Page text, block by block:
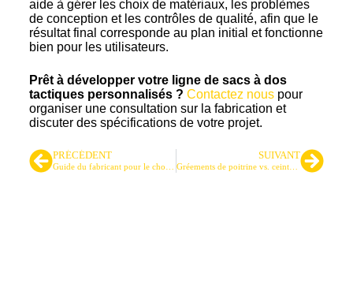
aide à gérer les choix de matériaux, les problèmes
de conception et les contrôles de qualité, afin que le
résultat final corresponde au plan initial et fonctionne
bien pour les utilisateurs.
Prêt à développer votre ligne de sacs à dos
tactiques personnalisés ? Contactez nouspour
organiser une consultation sur la fabrication et
discuter des spécifications de votre projet.
PRÉCÉDENT SUIVANT